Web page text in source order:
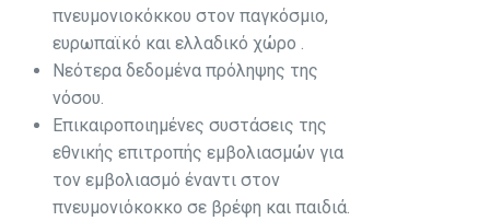
πνευμονιοκόκκου στον παγκόσμιο,
ευρωπαϊκό και ελλαδικό χώρο .
Νεότερα δεδομένα πρόληψης της
νόσου.
Επικαιροποιημένες συστάσεις της
εθνικής επιτροπής εμβολιασμών για
τον εμβολιασμό έναντι στον
πνευμονιόκοκκο σε βρέφη και παιδιά.